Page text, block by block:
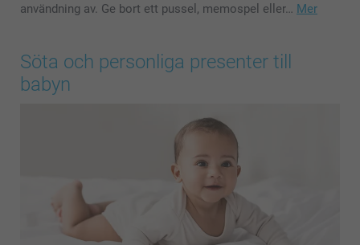
användning av. Ge bort ett pussel, memospel eller… Mer
Söta och personliga presenter till
babyn